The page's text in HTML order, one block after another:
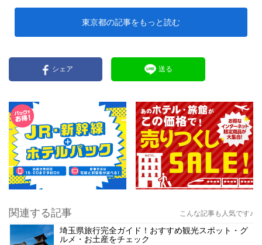
東京都の記事をもっと読む
シェア 送る
関連する記事 こんな記事も人気です♪
埼玉県旅行完全ガイド！おすすめ観光スポット・グ
ルメ・お土産をチェック